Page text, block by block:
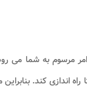
مرسوم به شما می
راه اندازی کند.